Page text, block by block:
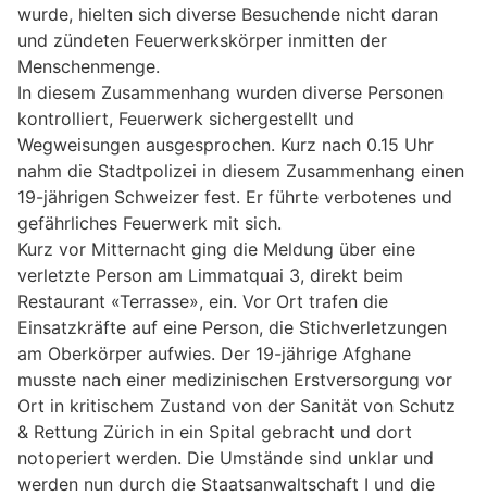
wurde, hielten sich diverse Besuchende nicht daran
und zündeten Feuerwerkskörper inmitten der
Menschenmenge.
In diesem Zusammenhang wurden diverse Personen
kontrolliert, Feuerwerk sichergestellt und
Wegweisungen ausgesprochen. Kurz nach 0.15 Uhr
nahm die Stadtpolizei in diesem Zusammenhang einen
19-jährigen Schweizer fest. Er führte verbotenes und
gefährliches Feuerwerk mit sich.
Kurz vor Mitternacht ging die Meldung über eine
verletzte Person am Limmatquai 3, direkt beim
Restaurant «Terrasse», ein. Vor Ort trafen die
Einsatzkräfte auf eine Person, die Stichverletzungen
am Oberkörper aufwies. Der 19-jährige Afghane
musste nach einer medizinischen Erstversorgung vor
Ort in kritischem Zustand von der Sanität von Schutz
& Rettung Zürich in ein Spital gebracht und dort
notoperiert werden. Die Umstände sind unklar und
werden nun durch die Staatsanwaltschaft I und die